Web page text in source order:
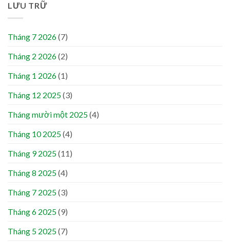
LƯU TRỮ
Tháng 7 2026(7)
Tháng 2 2026(2)
Tháng 1 2026(1)
Tháng 12 2025(3)
Tháng mười một 2025(4)
Tháng 10 2025(4)
Tháng 9 2025(11)
Tháng 8 2025(4)
Tháng 7 2025(3)
Tháng 6 2025(9)
Tháng 5 2025(7)